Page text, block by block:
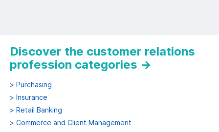
Discover the customer relations
profession categories →
> Purchasing
> Insurance
> Retail Banking
> Commerce and Client Management